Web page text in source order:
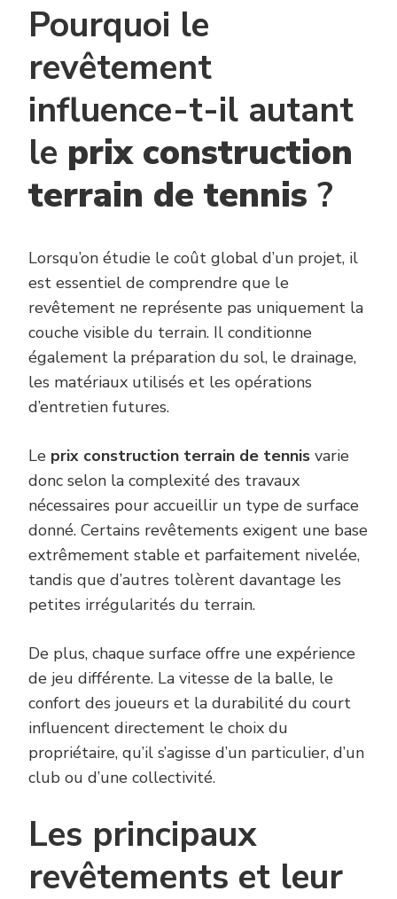
Pourquoi le
revêtement
influence-t-il autant
le prix construction
terrain de tennis ?
Lorsqu’on étudie le coût global d’un projet, il
est essentiel de comprendre que le
revêtement ne représente pas uniquement la
couche visible du terrain. Il conditionne
également la préparation du sol, le drainage,
les matériaux utilisés et les opérations
d’entretien futures.
Le prix construction terrain de tennis varie
donc selon la complexité des travaux
nécessaires pour accueillir un type de surface
donné. Certains revêtements exigent une base
extrêmement stable et parfaitement nivelée,
tandis que d’autres tolèrent davantage les
petites irrégularités du terrain.
De plus, chaque surface offre une expérience
de jeu différente. La vitesse de la balle, le
confort des joueurs et la durabilité du court
influencent directement le choix du
propriétaire, qu’il s’agisse d’un particulier, d’un
club ou d’une collectivité.
Les principaux
revêtements et leur